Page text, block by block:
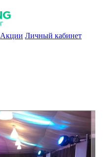
Акции Личный кабинет